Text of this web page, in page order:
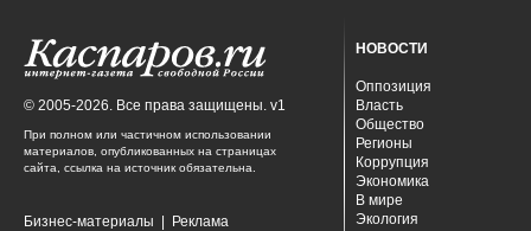
© 2005-2026. Все права защищены. v1
При полном или частичном использовании
материалов, опубликованных на страницах
сайта, ссылка на источник обязательна.
Бизнес-материалы Реклама
НОВОСТИ
Оппозиция
Власть
Общество
Регионы
Коррупция
Экономика
В мире
Экология